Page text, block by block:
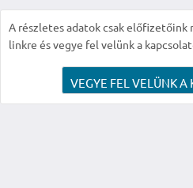
A részletes adatok csak
linkre és vegye fel velünk a
VEGYE FEL VELÜNK A